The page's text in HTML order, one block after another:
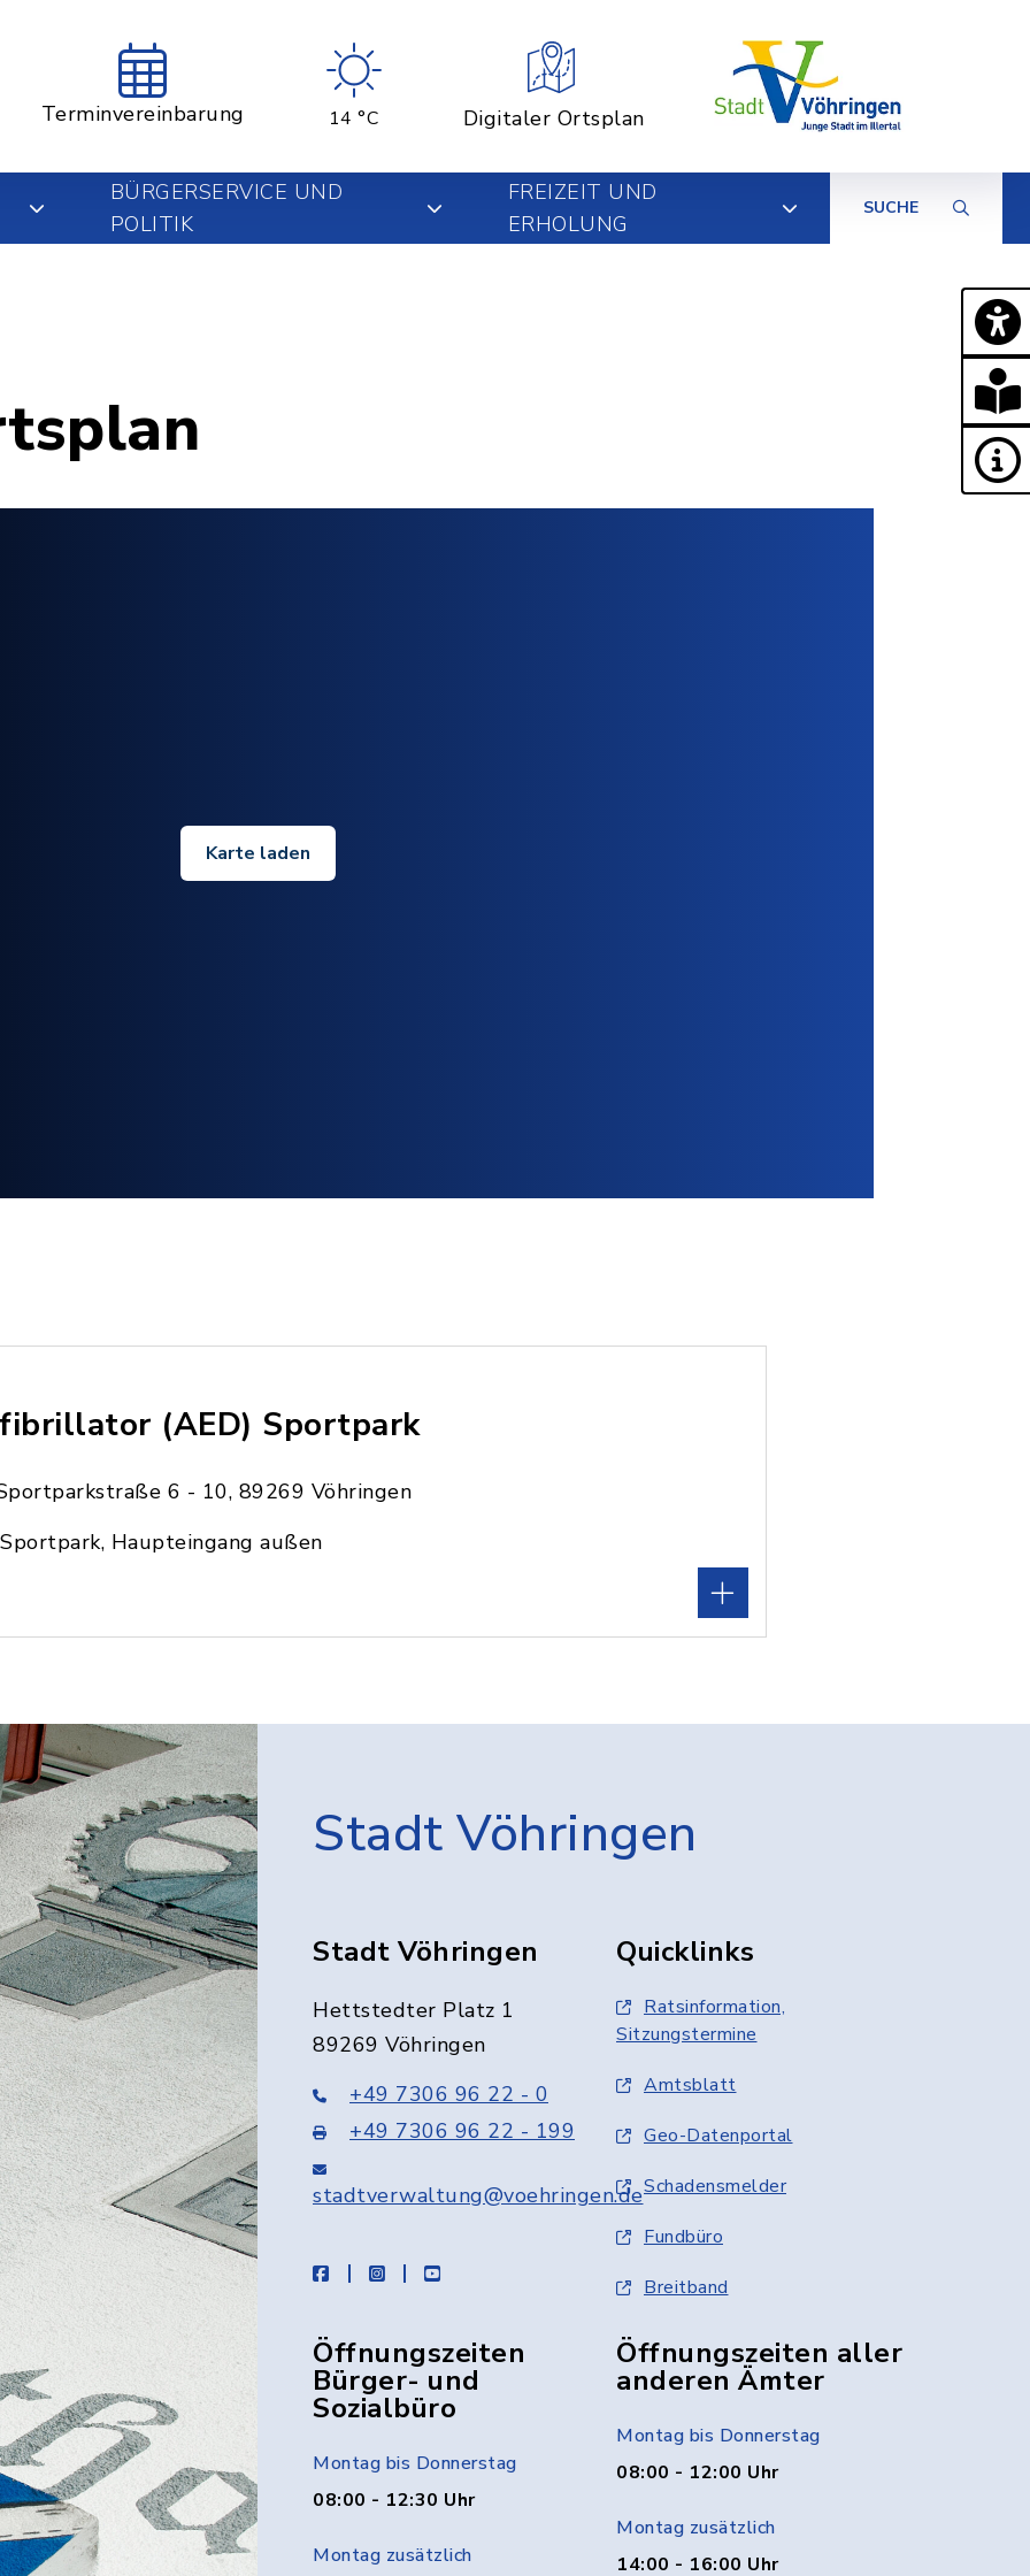
Terminvereinbarung 14 °C Digitaler Ortsplan
BÜRGERSERVICE UND
POLITIK
FREIZEIT UND
ERHOLUNG
SUCHE
Karte laden
(AED) Sportpark
6 - 10, 89269 Vöhringen
Haupteingang außen
Stadt Vöhringen
Stadt Vöhringen
Hettstedter Platz 1
89269 Vöhringen
+49 7306 96 22 - 0
+49 7306 96 22 - 199
stadtverwaltung@voehringen.de
facebookinstagramyoutube
Quicklinks
Ratsinformation,
Sitzungstermine
Amtsblatt
Geo-Datenportal
Schadensmelder
Fundbüro
Breitband
Öffnungszeiten
Bürger- und
Sozialbüro
Montag bis Donnerstag
08:00 - 12:30 Uhr
Montag zusätzlich
Öffnungszeiten aller
anderen Ämter
Montag bis Donnerstag
08:00 - 12:00 Uhr
Montag zusätzlich
14:00 - 16:00 Uhr